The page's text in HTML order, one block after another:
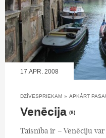
17.APR, 2008
DZĪVESPRIEKAM » APKĀRT
Venēcija (8)
Taisnība ir – Venēciju